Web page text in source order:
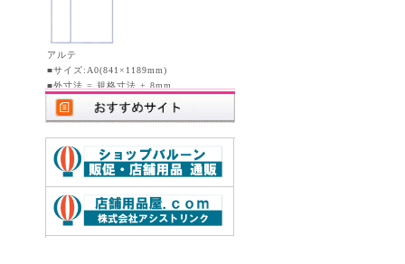
アルテ
■サイズ:A0(841×1189mm)
■外寸法 = 規格寸法 + 8mm
■画面寸法 = 規格寸法 - 28mm
■重量:1940g
■素材:発泡スチロール(PS)
■フレーム:アルミ
■前面カバー:PET材
※本製品は、文字デザイン等は一切含ま
れません。
イメージの為使用しています。